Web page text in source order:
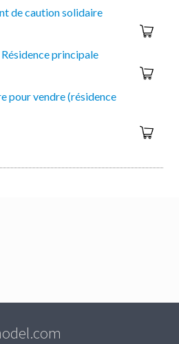
de caution solidaire
principale
pour vendre (résidence